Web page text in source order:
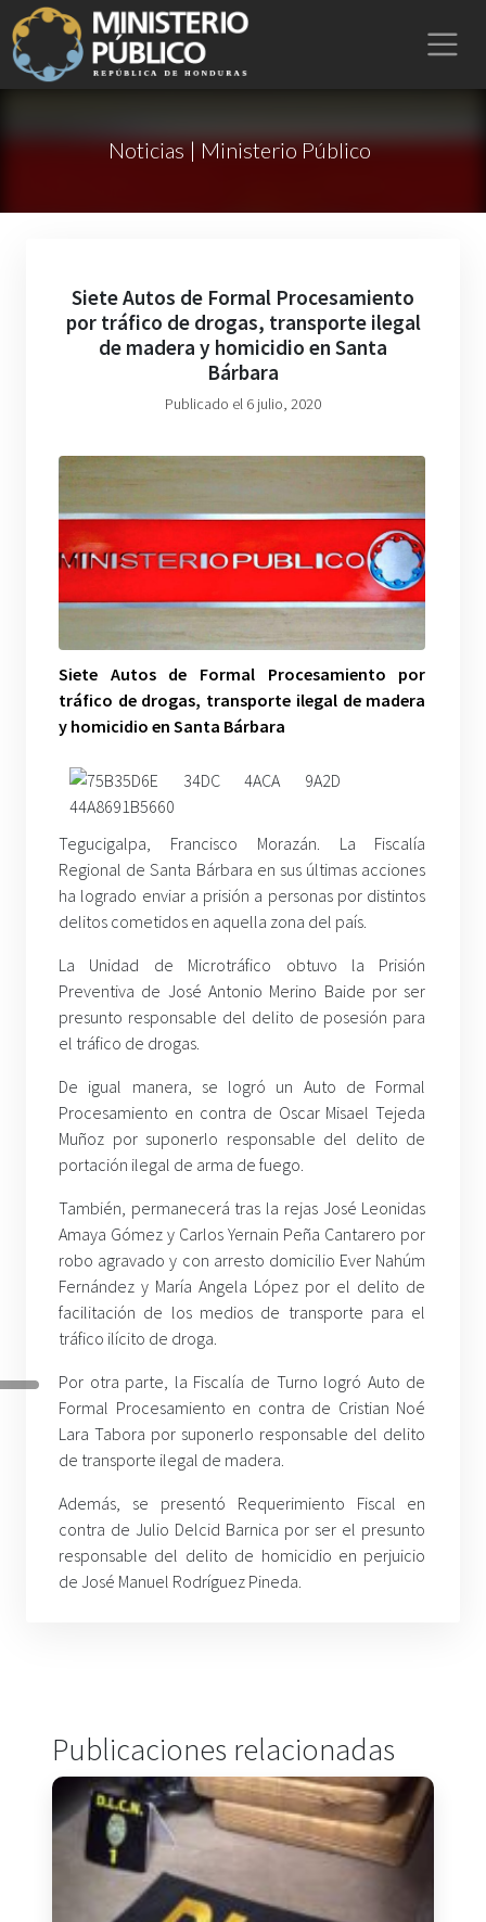
Noticias | Ministerio Público
Siete Autos de Formal Procesamiento
por tráfico de drogas, transporte ilegal
de madera y homicidio en Santa
Bárbara
Publicado el 6 julio, 2020
Siete Autos de Formal Procesamiento por
tráfico de drogas, transporte ilegal de madera
y homicidio en Santa Bárbara
Tegucigalpa, Francisco Morazán. La Fiscalía
Regional de Santa Bárbara en sus últimas acciones
ha logrado enviar a prisión a personas por distintos
delitos cometidos en aquella zona del país.
La Unidad de Microtráfico obtuvo la Prisión
Preventiva de José Antonio Merino Baide por ser
presunto responsable del delito de posesión para
el tráfico de drogas.
De igual manera, se logró un Auto de Formal
Procesamiento en contra de Oscar Misael Tejeda
Muñoz por suponerlo responsable del delito de
portación ilegal de arma de fuego.
También, permanecerá tras la rejas José Leonidas
Amaya Gómez y Carlos Yernain Peña Cantarero por
robo agravado y con arresto domicilio Ever Nahúm
Fernández y María Angela López por el delito de
facilitación de los medios de transporte para el
tráfico ilícito de droga.
Por otra parte, la Fiscalía de Turno logró Auto de
Formal Procesamiento en contra de Cristian Noé
Lara Tabora por suponerlo responsable del delito
de transporte ilegal de madera.
Además, se presentó Requerimiento Fiscal en
contra de Julio Delcid Barnica por ser el presunto
responsable del delito de homicidio en perjuicio
de José Manuel Rodríguez Pineda.
Publicaciones relacionadas